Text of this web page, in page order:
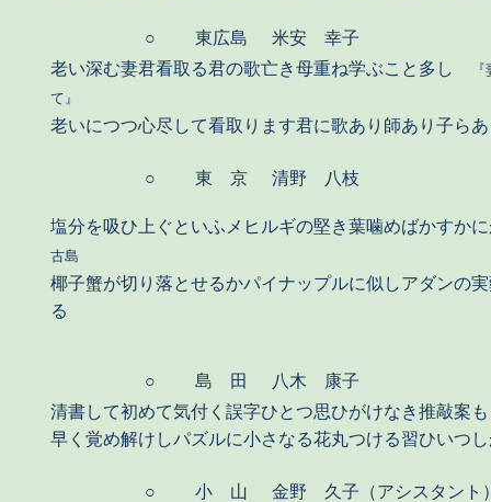
○ 東広島
米安 幸子
老い深む妻君看取る君の歌亡き母重ね学ぶこと多し
て』
老いにつつ心尽して看取ります君に歌あり師あり子ら
○ 東 京 清野 八枝
塩分を吸ひ上ぐといふメヒルギの堅き葉噛めばかすか
古島
椰子蟹が切り落とせるかパイナップルに似しアダンの
る
○ 島 田
八木 康子
清書して初めて気付く誤字ひとつ思ひがけなき推敲案も
早く覚め解けしパズルに小さなる花丸つける習ひいつ
○ 小 山
金野 久子（アシスタント